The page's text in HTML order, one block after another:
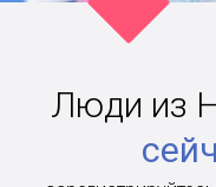
Люди из